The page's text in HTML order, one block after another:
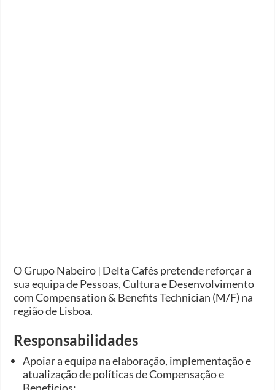
O Grupo Nabeiro | Delta Cafés pretende reforçar a
sua equipa de Pessoas, Cultura e Desenvolvimento
com Compensation & Benefits Technician (M/F) na
região de Lisboa.
Responsabilidades
Apoiar a equipa na elaboração, implementação e
atualização de políticas de Compensação e
Benefícios;